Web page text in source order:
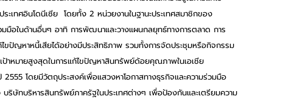
เทศอินโดนีเซีย โดยทั้ง 2 หน่วยงานในฐานะประเทศสมาชิกของ
อในด้านอื่นๆ อาทิ การพัฒนาและวางแผนกลยุทธ์ทางการตลาด การ
ปัญหาหนี้เสียได้อย่างมีประสิทธิภาพ รวมทั้งการจัดประชุมหรือกิจกรรม
าหมายสูงสุดในการแก้ไขปัญหาสินทรัพย์ด้อยคุณภาพในเอเชีย
โดยมีวัตถุประสงค์เพื่อแสวงหาโอกาสทางธุรกิจและความร่วมมือ
ริษัทบริหารสินทรัพย์ภาครัฐในประเทศต่างๆ เพื่อป้องกันและเตรียมความ